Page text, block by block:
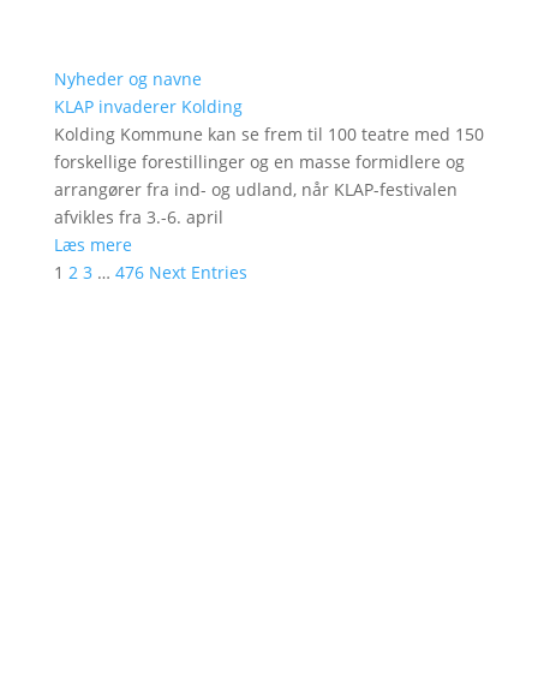
Nyheder og navne
KLAP invaderer Kolding
Kolding Kommune kan se frem til 100 teatre med 150
forskellige forestillinger og en masse formidlere og
arrangører fra ind- og udland, når KLAP-festivalen
afvikles fra 3.-6. april
Læs mere
1 2 3 … 476 Next Entries